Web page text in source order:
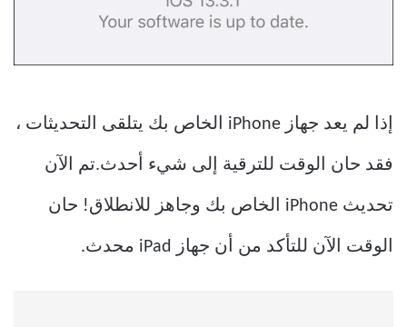
إذا لم يعد جهاز iPhone الخاص بك يتلقى التحديثات ،
فقد حان الوقت للترقية إلى شيء أحدث.تم الآن
تحديث iPhone الخاص بك وجاهز للانطلاق! حان
الوقت الآن للتأكد من أن جهاز iPad محدث.